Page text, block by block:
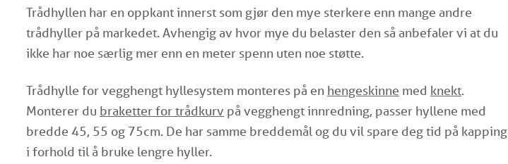
Trådhyllen har en oppkant innerst som gjør den mye sterkere enn mange andre
trådhyller på markedet. Avhengig av hvor mye du belaster den så anbefaler vi at du
ikke har noe særlig mer enn en meter spenn uten noe støtte.
Trådhylle for vegghengt hyllesystem monteres på en hengeskinne med knekt.
Monterer du braketter for trådkurv på vegghengt innredning, passer hyllene med
bredde 45, 55 og 75cm. De har samme breddemål og du vil spare deg tid på kapping
i forhold til å bruke lengre hyller.